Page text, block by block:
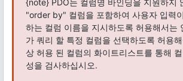
{note} PDO는 컬럼명 바인딩을 지원하지
"order by" 컬럼을 포함하여 사용자 입력
하는 컬럼 이름을 지시하도록 허용해서는
가 쿼리 할 특정 컬럼을 선택하도록 허용
상 허용 된 컬럼의 화이트리스트를 통해
성을 검사하십시오.